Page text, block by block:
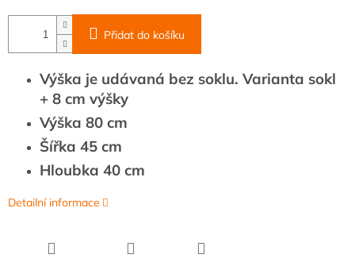
Přidat do košíku
Výška je udávaná bez soklu. Varianta sokl
+ 8 cm výšky
Výška 80 cm
Šířka 45 cm
Hloubka 40 cm
Detailní informace